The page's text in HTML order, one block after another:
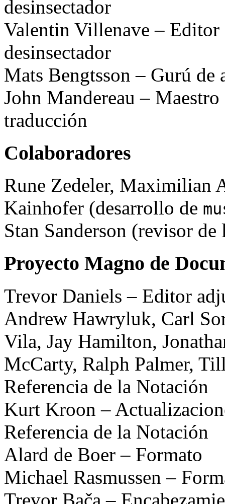
desinsectador
Valentin Villenave –
desinsectador
Mats Bengtsson – Gurú de
John Mandereau –
traducción
Colaboradores
Rune Zedeler, Maximilian
Kainhofer (desarrollo de
Stan Sanderson (revisor
Proyecto Magno de
Trevor Daniels – Editor
Andrew Hawryluk, Carl
Vila, Jay Hamilton,
McCarty, Ralph Palmer,
Referencia de la Notación
Kurt Kroon –
Referencia de la Notación
Alard de Boer – Formato
Michael Rasmussen –
Trevor Bača –